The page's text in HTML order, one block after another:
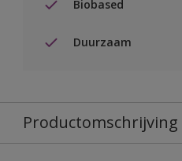
Biobased
Duurzaam
Productomschrijving